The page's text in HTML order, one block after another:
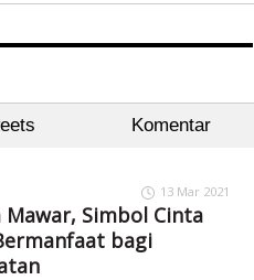
Komentar
13 Mar 2021
Mawar, Simbol Cinta
bagi